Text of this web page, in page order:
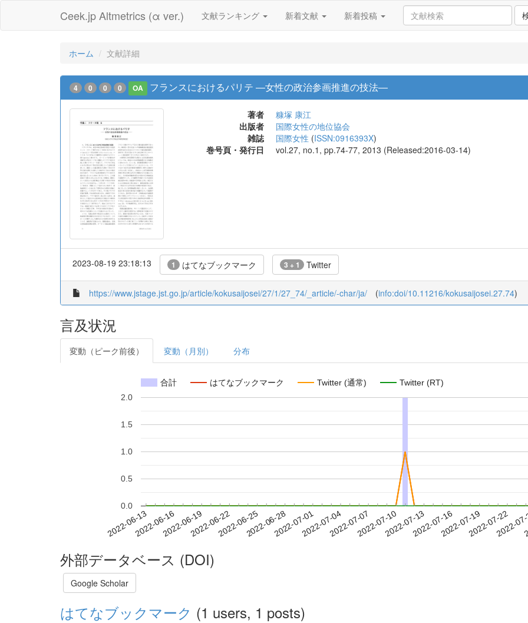
Ceek.jp Altmetrics (α ver.) 文献ランキング 新着文献 新着投稿
ホーム 文献詳細
4 0 0 0 OA フランスにおけるパリテ ―女性の政治参画推進の技法―
著者
糠塚 康江
出版者
国際女性の地位協会
雑誌
国際女性 (ISSN:0916393X)
巻号頁・発行日
vol.27, no.1, pp.74-77, 2013 (Released:2016-03-14)
2023-08-19 23:18:13 1 はてなブックマーク 3 + 1 Twitter
https://www.jstage.jst.go.jp/article/kokusaijosei/27/1/27_74/_article/-char/ja/ (info:doi/10.11216/kokusaijosei.27.74)
言及状況
変動（ピーク前後） 変動（月別） 分布
合計 はてなブックマーク Twitter (通常) Twitter (RT)
2022-06-132022-06-162022-06-192022-06-222022-06-252022-06-282022-07-012022-07-042022-07-072022-07-102022-07-132022-07-162022-07-192022-07-22
2022-
0.0
0.5
1.0
1.5
2.0
外部データベース (DOI)
Google Scholar
はてなブックマーク (1 users, 1 posts)